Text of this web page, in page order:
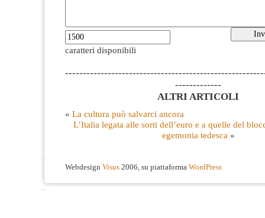
caratteri disponibili
-------------
ALTRI ARTICOLI
« La cultura può salvarci ancora
L’Italia legata alle sorti dell’euro e a quelle del
egemonia tedesca »
Webdesign Visus 2006, su piattaforma WordPress